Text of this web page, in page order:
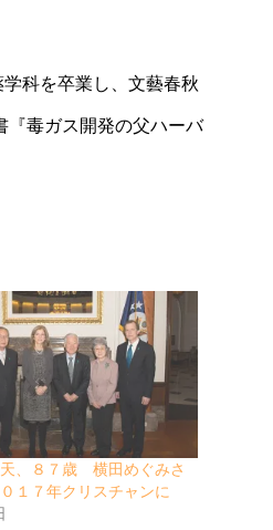
科を卒業し、文藝春秋
『毒ガス開発の父ハーバ
、８７歳 横田めぐみさ
１７年クリスチャンに